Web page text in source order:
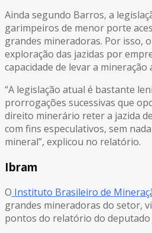
Ainda segundo Barros, a
garimpeiros de menor porte
grandes mineradoras. Por isso,
exploração das jazidas por
capacidade de levar a mineração
“A legislação atual é bastante
prorrogações sucessivas que
direito minerário reter a jazida
com fins especulativos, sem
mineral”, explicou no relatório.
Ibram
O Instituto Brasileiro de
grandes mineradoras do setor,
pontos do relatório do deputado